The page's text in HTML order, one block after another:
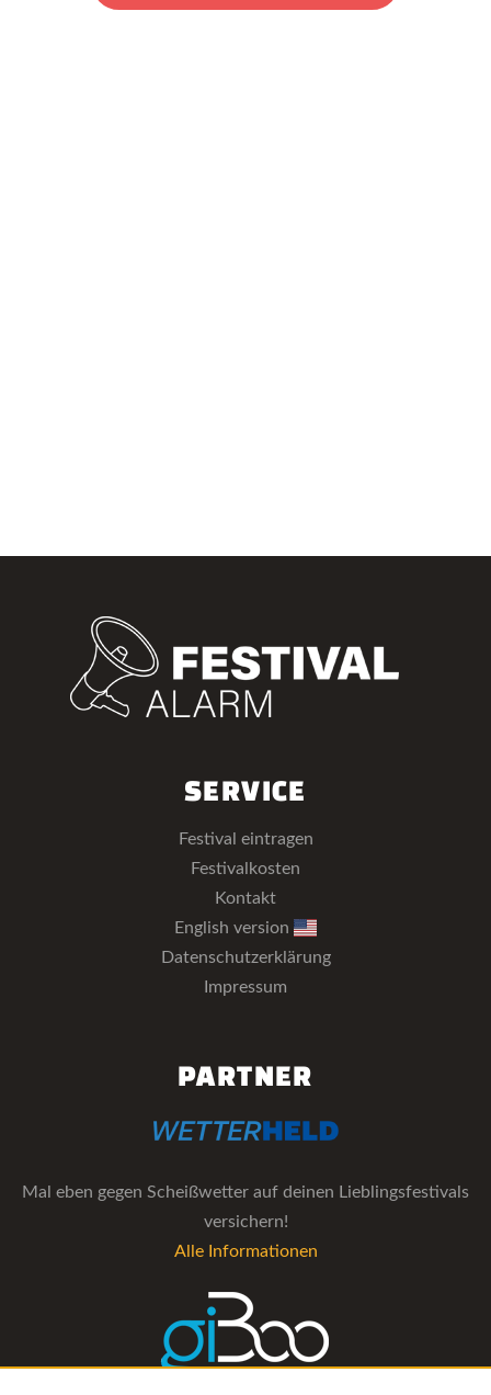
SERVICE
Festival eintragen
Festivalkosten
Kontakt
English version
Datenschutzerklärung
Impressum
PARTNER
Mal eben gegen Scheißwetter auf deinen Lieblingsfestivals
versichern!
Alle Informationen